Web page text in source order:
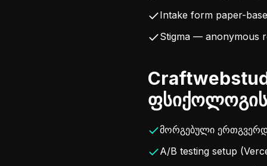
Intake form paper-
Stigma — anonymous
მორგებული
A/B testing setup